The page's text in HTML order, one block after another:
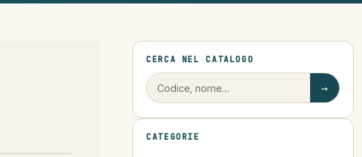
CERCA NEL CATALOGO
→
CATEGORIE